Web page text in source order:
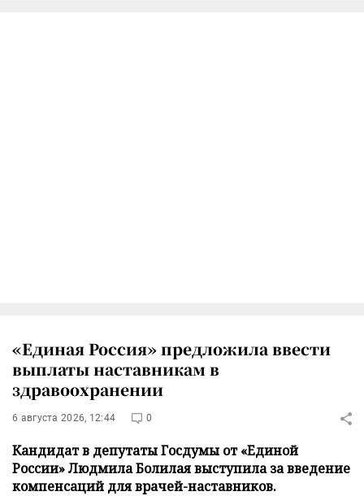
«Единая Россия» предложила ввести
выплаты наставникам в
здравоохранении
6 августа 2026, 12:44 0
Кандидат в депутаты Госдумы от «Единой
России» Людмила Болилая выступила за введение
компенсаций для врачей-наставников.